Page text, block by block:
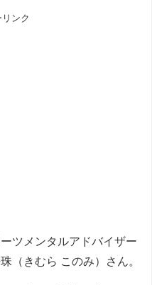
ンク
ツメンタルアドバイザー
（きむら このみ）さん。